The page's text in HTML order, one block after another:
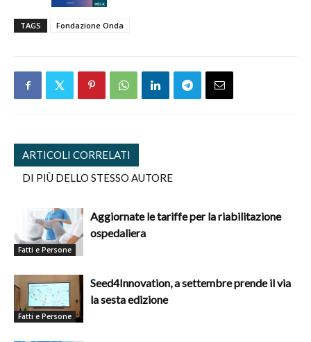
TAGS Fondazione Onda
ARTICOLI CORRELATI
DI PIÙ DELLO STESSO AUTORE
Fatti e Persone
Aggiornate le tariffe per la riabilitazione
ospedaliera
Fatti e Persone
Seed4Innovation, a settembre prende il via
la sesta edizione